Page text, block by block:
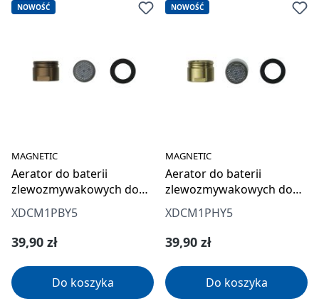
NOWOŚĆ
MAGNETIC
Aerator do baterii
zlewozmywakowych do
filtracji wody
XDCM1PBY5
Cena regularna:
39,90 zł
Do koszyka
NOWOŚĆ
MAGNETIC
Aerator do baterii
zlewozmywakowych do
filtracji wody
XDCM1PHY5
Cena regularna:
39,90 zł
Do koszyka